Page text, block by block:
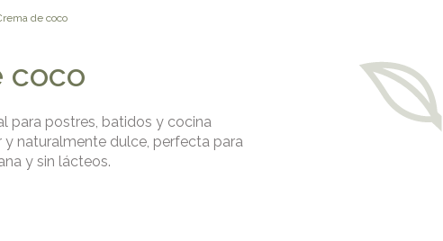
de coco
coco
para postres, batidos y cocina
y naturalmente dulce, perfecta para
y sin lácteos.